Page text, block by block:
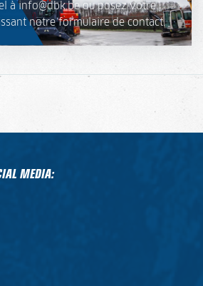
à info@dbk.be ou posez votre
notre formulaire de contact.
MEDIA: